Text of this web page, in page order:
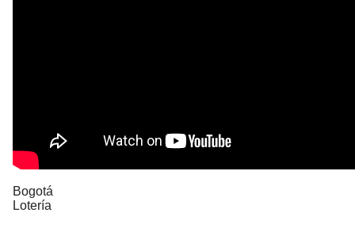
Bogotá
Lotería